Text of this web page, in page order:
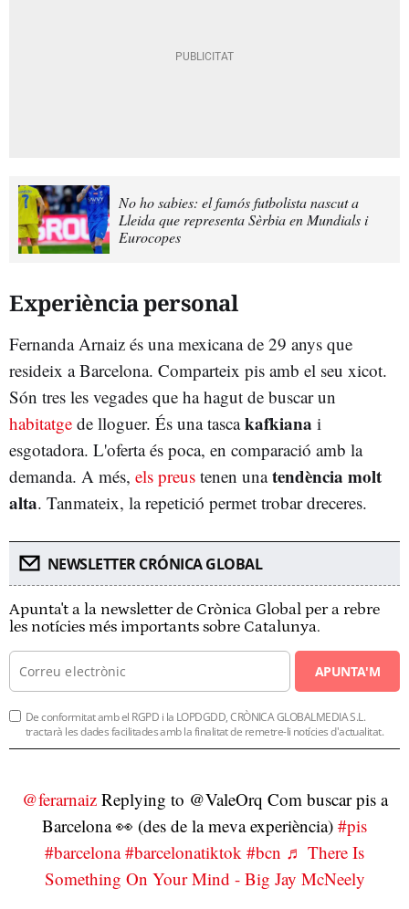
No ho sabies: el famós futbolista nascut a
Lleida que representa Sèrbia en Mundials i
Eurocopes
Experiència personal
Fernanda Arnaiz és una mexicana de 29 anys que
resideix a Barcelona. Comparteix pis amb el seu xicot.
Són tres les vegades que ha hagut de buscar un
habitatge de lloguer. És una tascakafkiana i
esgotadora. L'oferta és poca, en comparació amb la
demanda. A més, els preus tenen unatendència molt
alta. Tanmateix, la repetició permet trobar dreceres.
NEWSLETTER CRÓNICA GLOBAL
Apunta't a la newsletter de Crònica Global per a rebre
les notícies més importants sobre Catalunya.
APUNTA'M
De conformitat amb el RGPD i la LOPDGDD, CRÒNICA GLOBALMEDIA S.L.
tractarà les dades facilitades amb la finalitat de remetre-li notícies d'actualitat.
@ferarnaizReplying to @ValeOrq Com buscar pis a
Barcelona 👀 (des de la meva experiència) #pis
#barcelona #barcelonatiktok #bcn ♬ There Is
Something On Your Mind - Big Jay McNeely